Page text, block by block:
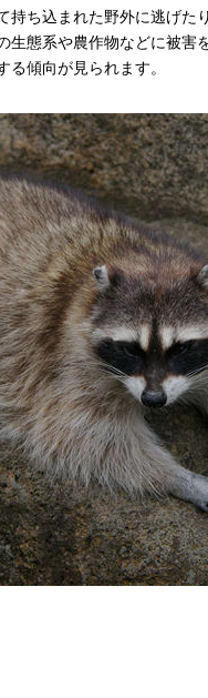
持ち込まれた野外に逃げ
生態系や農作物などに被
傾向が見られます。